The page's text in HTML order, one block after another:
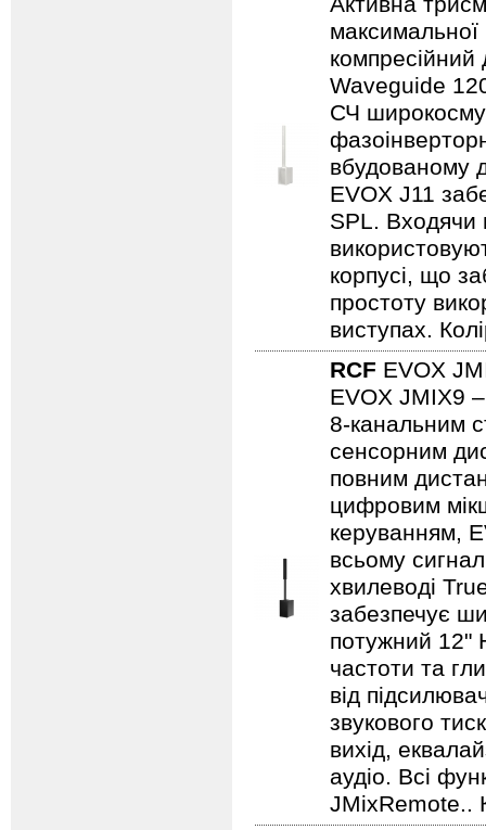
максимальної
Waveguide
СЧ
вбудованому
EVOX J11
SPL. Входячи
корпусі, що
простоту
виступах.
RCF EVOX
EVOX JMIX9
8-канальним
сенсорним
повним
цифровим
керуванням,
всьому
хвилеводі
забезпечує
потужний 12"
частоти та
від
звукового
вихід,
аудіо. Всі
JMixRemote..